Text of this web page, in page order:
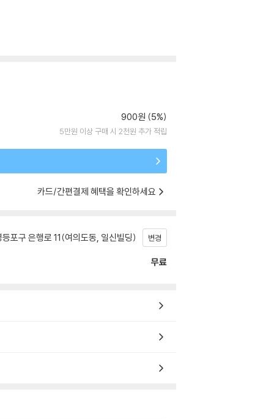
900원 (5%)
5만원 이상 구매 시 2천원 추가 적립
카드/간편결제 혜택을 확인하세요
포구 은행로 11(여의도동, 일신빌딩) 변경
무료